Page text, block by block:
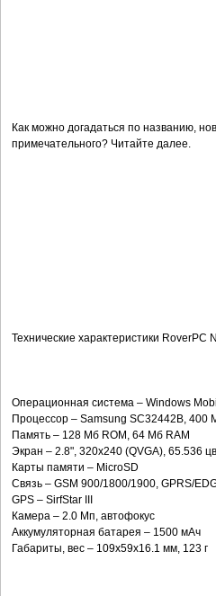
Как можно догадаться по названию,
примечательного? Читайте далее.
Технические характеристики RoverPC
Операционная система – Windows
Процессор – Samsung SC32442B, 400
Память – 128 Мб ROM, 64 Мб RAM
Экран – 2.8", 320x240 (QVGA), 65.536
Карты памяти – MicroSD
Связь – GSM 900/1800/1900, GPRS/
GPS – SirfStar III
Камера – 2.0 Мп, автофокус
Аккумуляторная батарея – 1500 мАч
Габариты, вес – 109x59x16.1 мм, 123 г